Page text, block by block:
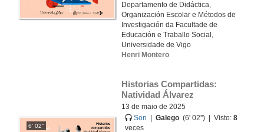
Departamento de Didáctica,
Organización Escolar e Métodos de
Investigación da Facultade de
Educación e Traballo Social,
Universidade de Vigo
Henri Montero
6' 02''
Historias Compartidas:
Natividad Álvarez
13 de maio de 2025
Son
|Galego (6' 02'') | Visto:8
veces